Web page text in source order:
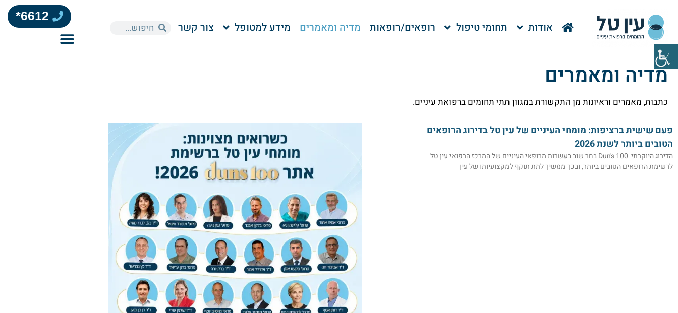
אודות תחומי טיפול רופאים/רופאות מדיה ומאמרים מידע למטופל צור קשר
מדיה ומאמרים
כתבות, מאמרים וראיונות מן התקשורת במגוון תתי תחומים ברפואת עיניים.
פעם שישית ברציפות: מומחי העיניים של עין טל בדירוג הרופאים
הטובים ביותר לשנת 2026
הדירוג היוקרתי Dun's 100 בחר שוב בעשרות מרופאי העיניים של המרכז הרפואי עין טל
לרשימת הרופאים הטובים ביותר, ובכך ממשיך לתת תוקף למקצועיותו של עין